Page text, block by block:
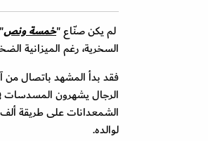
لم يكن صنّاع "خمسة ونص
السخرية، رغم الميزانية
فقد بدأ المشهد باتصال من
الرجال يشهرون المسدسات
الشمعدانات على طريقة ألف
لوالده.